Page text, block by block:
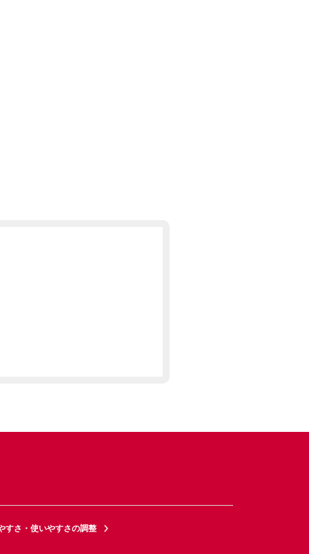
すさ・使いやすさの調整